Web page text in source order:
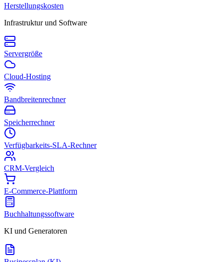
Herstellungskosten
Infrastruktur und Software
Servergröße
Cloud-Hosting
Bandbreitenrechner
Speicherrechner
Verfügbarkeits-SLA-Rechner
CRM-Vergleich
E-Commerce-Plattform
Buchhaltungssoftware
KI und Generatoren